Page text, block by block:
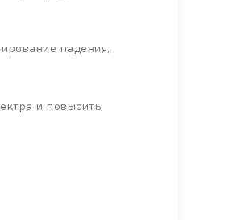
падения,
и повысить